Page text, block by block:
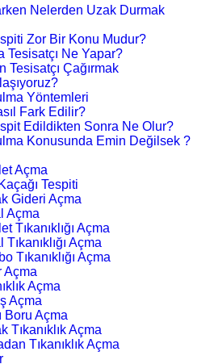
Nelerden Uzak Durmak
Zor Bir Konu Mudur?
Tesisatçı Ne Yapar?
Tesisatçı Çağırmak
Yöntemleri
Fark Edilir?
Edildikten Sonra Ne Olur?
Konusunda Emin Değilsek ?
Açma
Tespiti
Gideri Açma
Açma
Tıkanıklığı Açma
Açma
Tıkanıklığı Açma
Açma
Açma
Açma
Boru Açma
Tıkanıklık Açma
Tıkanıklık Açma